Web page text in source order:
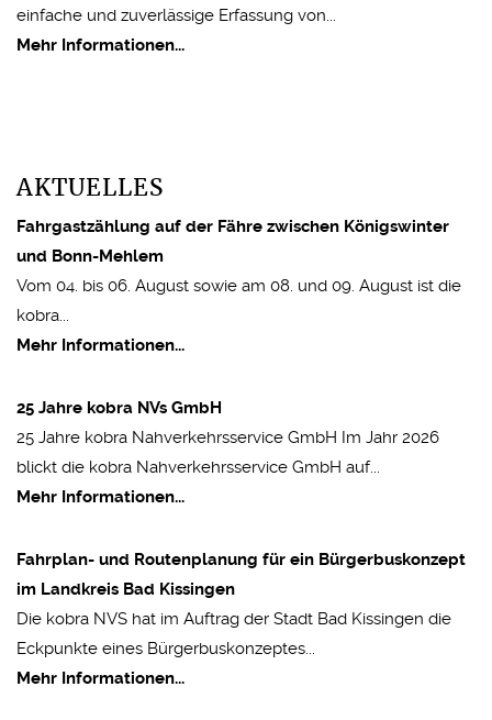
einfache und zuverlässige Erfassung von...
Mehr Informationen...
AKTUELLES
Fahrgastzählung auf der Fähre zwischen Königswinter
und Bonn-Mehlem
Vom 04. bis 06. August sowie am 08. und 09. August ist die
kobra...
Mehr Informationen...
25 Jahre kobra NVs GmbH
25 Jahre kobra Nahverkehrsservice GmbH Im Jahr 2026
blickt die kobra Nahverkehrsservice GmbH auf...
Mehr Informationen...
Fahrplan- und Routenplanung für ein Bürgerbuskonzept
im Landkreis Bad Kissingen
Die kobra NVS hat im Auftrag der Stadt Bad Kissingen die
Eckpunkte eines Bürgerbuskonzeptes...
Mehr Informationen...